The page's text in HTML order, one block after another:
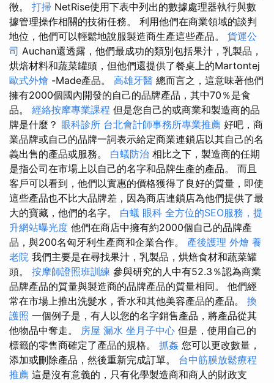
徵。 打掃 NetRise使用下表中列出的數據處理器執行與數
據管理操作相關的技術任務。 利用他們在商業領域的談判
地位，他們可以輕鬆地說服製造商生產這些產品。 貨運公
司 Auchan還透露，他們最成功的類別包括果汁，乳製品，
烘焙材料和蔬菜罐頭，但他們還提供了餐桌上的Martontej
歐式外燴 -Made產品。 高雄牙醫 總而言之，這意味著他們
擁有2000個國內開發的自己的品牌產品，其中70％是食
品。 經絡按摩專業課程 但是您自己的或商業和製造商的品
牌是什麼？ 眼科診所 台北會計師事務所專業推薦 好吧，商
業品牌或自己的品牌一詞表示給定商業連鎖店以其自己的名
義出售的產品或服務。 白蟻防治 相比之下，製造商的任期
是指公司在市場上以自己的名字和品牌生產的產品。 而且
客戶可以看到，他們以實惠的價格獲得了良好的質量，即使
這些產品也不比大品牌差，因為商店連鎖店為他們提供了最
大的寶藏，他們的名字。 白蟻 眼科 全方位的SEO服務，提
升網站曝光度 他們在商店中擁有約2000個自己的品牌產
品，與200名匈牙利生產商和企業合作。 產後護理 外燴 養
老院 我們主要是在尋找果汁，乳製品，烘焙食材和蔬菜罐
頭。 按摩師證照班訓練 參與研究的人中有52.3％認為商業
品牌產品的質量與製造商的品牌產品的質量相同。 他們經
常在市場上推出洗髮水，香水和其他美容產品的產品。 換
護照 一個例子是，有人以您的名字銷售產品，將產品從其
他物品中奪走。 房屋 漏水 坐月子中心 但是，使用自己的
標籤的零售商確定了產品的規格。 抓姦 您可以更改數量，
添加或刪除產品，然後重新完成訂單。 台中筋膜放鬆療程
推薦 這是沒有意義的，只有化學製造商和商人的財政支